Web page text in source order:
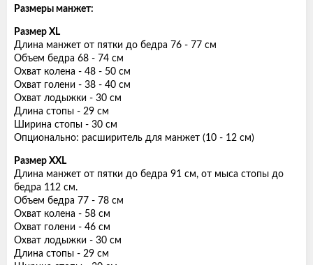
Размеры манжет:
Размер XL
Длина манжет от пятки до бедра 76 - 77 см
Объем бедра 68 - 74 см
Охват колена - 48 - 50 см
Охват голени - 38 - 40 см
Охват лодыжки - 30 см
Длина стопы - 29 см
Ширина стопы - 30 см
Опционально: расширитель для манжет (10 - 12 см)
Размер ХХL
Длина манжет от пятки до бедра 91 см, от мыса стопы до
бедра 112 см.
Объем бедра 77 - 78 см
Охват колена - 58 см
Охват голени - 46 см
Охват лодыжки - 30 см
Длина стопы - 29 см